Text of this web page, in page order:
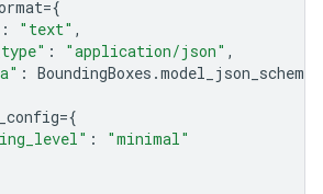
={
: "text" ,
: "application/json" ,
: BoundingBoxes .model_json_schema
={
:
"minimal"